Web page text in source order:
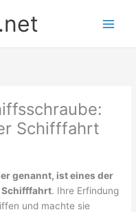
Schifffahrt
genannt, ist eines der
Schifffahrt. Ihre Erfindung
und machte sie